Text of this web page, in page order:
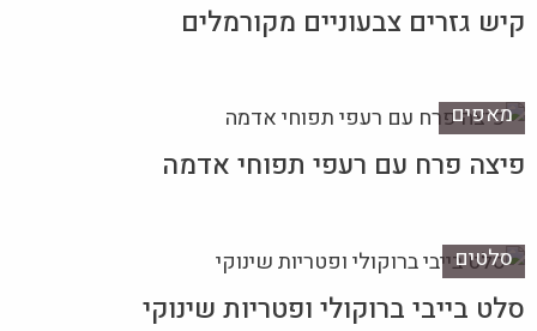
קיש גזרים צבעוניים מקורמלים
מאפים
פיצה פרח עם רעפי תפוחי אדמה
סלטים
סלט בייבי ברוקולי ופטריות שינוקי